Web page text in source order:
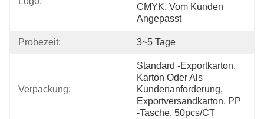
CMYK, Vom Kunden
Angepasst
Probezeit: 3~5 Tage
Verpackung:
Standard -Exportkarton,
Karton Oder Als
Kundenanforderung,
Exportversandkarton, PP
-Tasche, 50pcs/CT